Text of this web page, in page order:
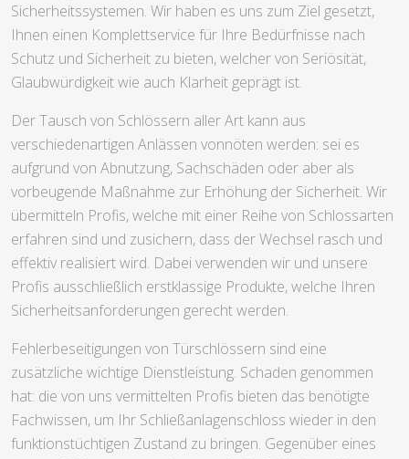
Sicherheitssystemen. Wir haben es uns zum Ziel gesetzt,
Ihnen einen Komplettservice für Ihre Bedürfnisse nach
Schutz und Sicherheit zu bieten, welcher von Seriösität,
Glaubwürdigkeit wie auch Klarheit geprägt ist.
Der Tausch von Schlössern aller Art kann aus
verschiedenartigen Anlässen vonnöten werden: sei es
aufgrund von Abnutzung, Sachschäden oder aber als
vorbeugende Maßnahme zur Erhöhung der Sicherheit. Wir
übermitteln Profis, welche mit einer Reihe von Schlossarten
erfahren sind und zusichern, dass der Wechsel rasch und
effektiv realisiert wird. Dabei verwenden wir und unsere
Profis ausschließlich erstklassige Produkte, welche Ihren
Sicherheitsanforderungen gerecht werden.
Fehlerbeseitigungen von Türschlössern sind eine
zusätzliche wichtige Dienstleistung. Schaden genommen
hat: die von uns vermittelten Profis bieten das benötigte
Fachwissen, um Ihr Schließanlagenschloss wieder in den
funktionstüchtigen Zustand zu bringen. Gegenüber eines